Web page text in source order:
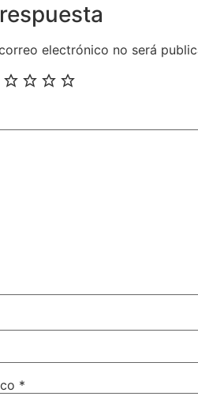
electrónico no será
*